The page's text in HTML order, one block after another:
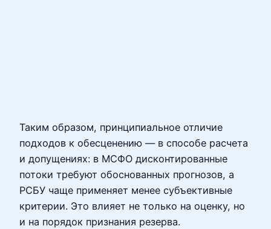
Таким образом, принципиальное отличие
подходов к обесценению — в способе расчета
и допущениях: в МСФО дисконтированные
потоки требуют обоснованных прогнозов, а
РСБУ чаще применяет менее субъективные
критерии. Это влияет не только на оценку, но
и на порядок признания резерва.